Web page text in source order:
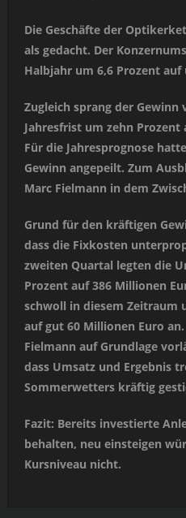
Die Geschäfte der
als gedacht. Der
Halbjahr um 6,6 Prozent
Zugleich sprang der Gewinn
Jahresfrist um zehn Prozent
Für die Jahresprognose
Gewinn angepeilt. Zum
Marc Fielmann in dem
Grund für den kräftigen
dass die Fixkosten
zweiten Quartal legten die
Prozent auf 386 Millionen
schwoll in diesem Zeitraum
auf gut 60 Millionen Euro
Fielmann auf Grundlage
dass Umsatz und Ergebnis
Sommerwetters kräftig
Fazit: Bereits investierte
behalten, neu einsteigen
Kursniveau nicht.